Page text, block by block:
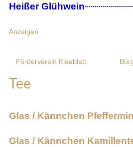
Heißer Glühwein
Anzeigen
Förderverein Kleeblatt
Tee
Glas / Kännchen
Glas / Kännchen